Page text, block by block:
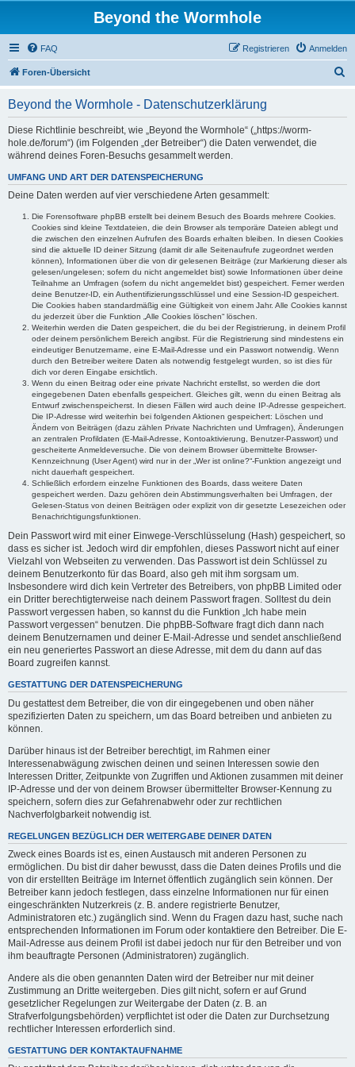
Beyond the Wormhole
FAQ Anmelden
Registrieren
Foren-Übersicht
Beyond the Wormhole - Datenschutzerklärung
Diese Richtlinie beschreibt, wie „Beyond the Wormhole“ („https://worm-
hole.de/forum“) (im Folgenden „der Betreiber“) die Daten verwendet, die
während deines Foren-Besuchs gesammelt werden.
UMFANG UND ART DER DATENSPEICHERUNG
Deine Daten werden auf vier verschiedene Arten gesammelt:
Die Forensoftware phpBB erstellt bei deinem Besuch des Boards mehrere Cookies.
Cookies sind kleine Textdateien, die dein Browser als temporäre Dateien ablegt und
die zwischen den einzelnen Aufrufen des Boards erhalten bleiben. In diesen Cookies
sind die aktuelle ID deiner Sitzung (damit dir alle Seitenaufrufe zugeordnet werden
können), Informationen über die von dir gelesenen Beiträge (zur Markierung dieser als
gelesen/ungelesen; sofern du nicht angemeldet bist) sowie Informationen über deine
Teilnahme an Umfragen (sofern du nicht angemeldet bist) gespeichert. Ferner werden
deine Benutzer-ID, ein Authentifizierungsschlüssel und eine Session-ID gespeichert.
Die Cookies haben standardmäßig eine Gültigkeit von einem Jahr. Alle Cookies kannst
du jederzeit über die Funktion „Alle Cookies löschen“ löschen.
Weiterhin werden die Daten gespeichert, die du bei der Registrierung, in deinem Profil
oder deinem persönlichem Bereich angibst. Für die Registrierung sind mindestens ein
eindeutiger Benutzername, eine E-Mail-Adresse und ein Passwort notwendig. Wenn
durch den Betreiber weitere Daten als notwendig festgelegt wurden, so ist dies für
dich vor deren Eingabe ersichtlich.
Wenn du einen Beitrag oder eine private Nachricht erstellst, so werden die dort
eingegebenen Daten ebenfalls gespeichert. Gleiches gilt, wenn du einen Beitrag als
Entwurf zwischenspeicherst. In diesen Fällen wird auch deine IP-Adresse gespeichert.
Die IP-Adresse wird weiterhin bei folgenden Aktionen gespeichert: Löschen und
Ändern von Beiträgen (dazu zählen Private Nachrichten und Umfragen), Änderungen
an zentralen Profildaten (E-Mail-Adresse, Kontoaktivierung, Benutzer-Passwort) und
gescheiterte Anmeldeversuche. Die von deinem Browser übermittelte Browser-
Kennzeichnung (User Agent) wird nur in der „Wer ist online?“-Funktion angezeigt und
nicht dauerhaft gespeichert.
Schließlich erfordern einzelne Funktionen des Boards, dass weitere Daten
gespeichert werden. Dazu gehören dein Abstimmungsverhalten bei Umfragen, der
Gelesen-Status von deinen Beiträgen oder explizit von dir gesetzte Lesezeichen oder
Benachrichtigungsfunktionen.
Dein Passwort wird mit einer Einwege-Verschlüsselung (Hash) gespeichert, so
dass es sicher ist. Jedoch wird dir empfohlen, dieses Passwort nicht auf einer
Vielzahl von Webseiten zu verwenden. Das Passwort ist dein Schlüssel zu
deinem Benutzerkonto für das Board, also geh mit ihm sorgsam um.
Insbesondere wird dich kein Vertreter des Betreibers, von phpBB Limited oder
ein Dritter berechtigterweise nach deinem Passwort fragen. Solltest du dein
Passwort vergessen haben, so kannst du die Funktion „Ich habe mein
Passwort vergessen“ benutzen. Die phpBB-Software fragt dich dann nach
deinem Benutzernamen und deiner E-Mail-Adresse und sendet anschließend
ein neu generiertes Passwort an diese Adresse, mit dem du dann auf das
Board zugreifen kannst.
GESTATTUNG DER DATENSPEICHERUNG
Du gestattest dem Betreiber, die von dir eingegebenen und oben näher
spezifizierten Daten zu speichern, um das Board betreiben und anbieten zu
können.
Darüber hinaus ist der Betreiber berechtigt, im Rahmen einer
Interessenabwägung zwischen deinen und seinen Interessen sowie den
Interessen Dritter, Zeitpunkte von Zugriffen und Aktionen zusammen mit deiner
IP-Adresse und der von deinem Browser übermittelter Browser-Kennung zu
speichern, sofern dies zur Gefahrenabwehr oder zur rechtlichen
Nachverfolgbarkeit notwendig ist.
REGELUNGEN BEZÜGLICH DER WEITERGABE DEINER DATEN
Zweck eines Boards ist es, einen Austausch mit anderen Personen zu
ermöglichen. Du bist dir daher bewusst, dass die Daten deines Profils und die
von dir erstellten Beiträge im Internet öffentlich zugänglich sein können. Der
Betreiber kann jedoch festlegen, dass einzelne Informationen nur für einen
eingeschränkten Nutzerkreis (z. B. andere registrierte Benutzer,
Administratoren etc.) zugänglich sind. Wenn du Fragen dazu hast, suche nach
entsprechenden Informationen im Forum oder kontaktiere den Betreiber. Die E-
Mail-Adresse aus deinem Profil ist dabei jedoch nur für den Betreiber und von
ihm beauftragte Personen (Administratoren) zugänglich.
Andere als die oben genannten Daten wird der Betreiber nur mit deiner
Zustimmung an Dritte weitergeben. Dies gilt nicht, sofern er auf Grund
gesetzlicher Regelungen zur Weitergabe der Daten (z. B. an
Strafverfolgungsbehörden) verpflichtet ist oder die Daten zur Durchsetzung
rechtlicher Interessen erforderlich sind.
GESTATTUNG DER KONTAKTAUFNAHME